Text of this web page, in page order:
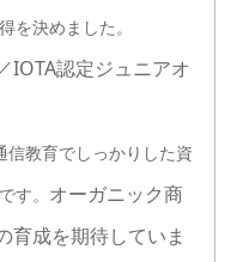
を決めました。
認定ジュニアオ
信教育でしっかりした資
す。 オーガニック商
育成を期待していま